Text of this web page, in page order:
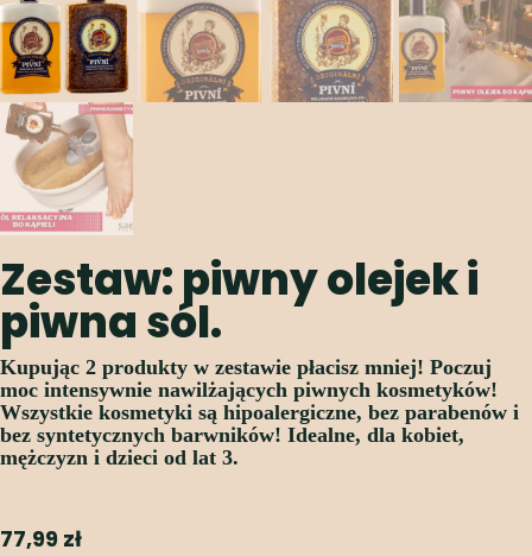
Zestaw: piwny olejek i
piwna sól.
Kupując 2 produkty w zestawie płacisz mniej! Poczuj
moc intensywnie nawilżających piwnych kosmetyków!
Wszystkie kosmetyki są hipoalergiczne, bez parabenów i
bez syntetycznych barwników! Idealne, dla kobiet,
mężczyzn i dzieci od lat 3.
77,99 zł